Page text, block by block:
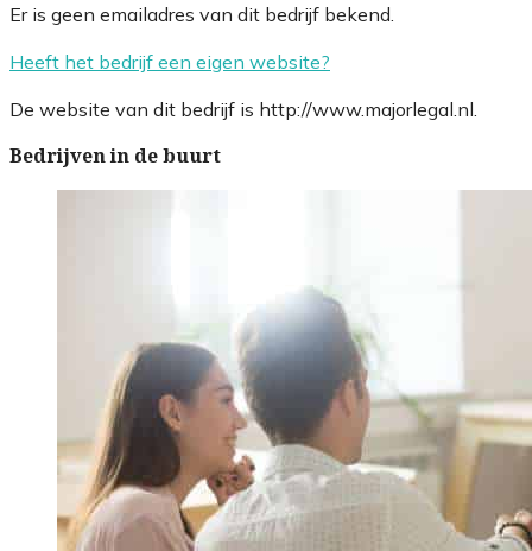
Er is geen emailadres van dit bedrijf bekend.
Heeft het bedrijf een eigen website?
De website van dit bedrijf is http://www.majorlegal.nl.
Bedrijven in de buurt